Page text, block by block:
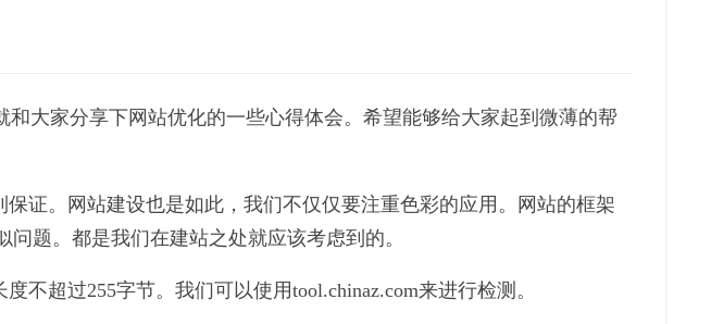
大家分享下网站优化的一些心得体会。希望能够给大家起到微薄的帮
证。网站建设也是如此，我们不仅仅要注重色彩的应用。网站的框架
题。都是我们在建站之处就应该考虑到的。
超过255字节。我们可以使用tool.chinaz.com来进行检测。